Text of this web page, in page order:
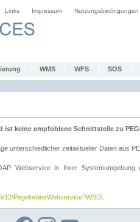
Links Impressum Nutzungsbedingungen
WMS WFS SOS
keine empfohlene Schnittstelle zu
unterschiedlicher zeitaktueller Daten aus
Webservice in Ihrer Systemumgebung
PegelonlineWebservice?WSDL